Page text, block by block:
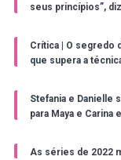
seus princípios”,
Crítica | O segredo
que supera a
Stefania e Danielle
para Maya e Carina
As séries de 2022